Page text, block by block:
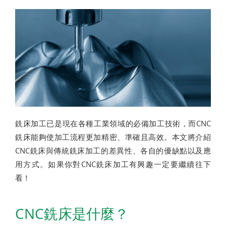
銑床加工已是現在各種工業領域的必備加工技術，而CNC
銑床能夠使加工流程更加精密、準確且高效。本文將介紹
CNC銑床與傳統銑床加工的差異性、各自的優缺點以及應
用方式。如果你對CNC銑床加工有興趣一定要繼續往下
看！
CNC銑床是什麼？